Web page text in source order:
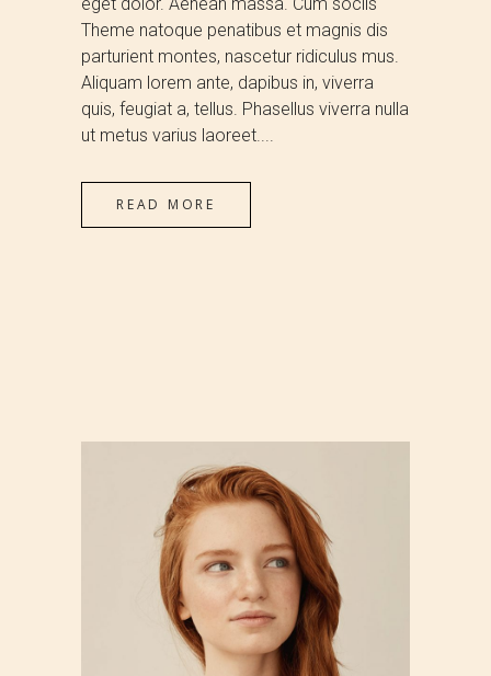
Theme natoque penatibus et magnis dis
parturient montes, nascetur ridiculus mus.
Aliquam lorem ante, dapibus in, viverra
quis, feugiat a, tellus. Phasellus viverra nulla
ut metus varius laoreet....
READ MORE